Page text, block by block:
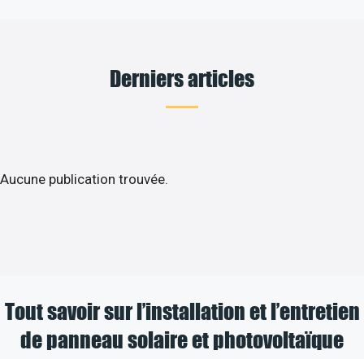
Derniers articles
Aucune publication trouvée.
Tout savoir sur l’installation et l’entretien
de panneau solaire et photovoltaïque